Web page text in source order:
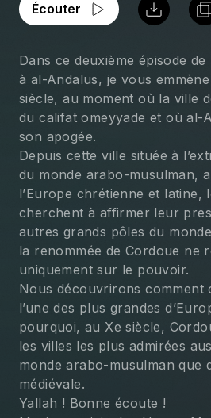
Écouter
Dans ce deuxième épisode
à al-Andalus, je vous
siècle, au moment où la ville
du califat omeyyade et où al-
son apogée.
Depuis cette ville située à
du monde arabo-musulman,
l’Europe chrétienne et latine,
cherchent à affirmer leur
autres grands pôles du
la renommée de Cordoue ne
uniquement sur le pouvoir.
Nous découvrirons comment
l’une des plus grandes
pourquoi, au Xe siècle,
les villes les plus admirées
monde arabo-musulman que
médiévale.
Yallah ! Bonne écoute !